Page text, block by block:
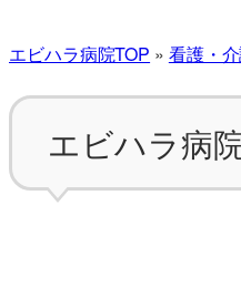
エビハラ病院TOP » 看護・
エビハラ病